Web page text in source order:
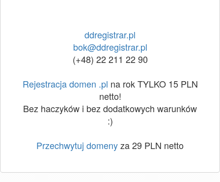
ddregistrar.pl
bok@ddregistrar.pl
(+48) 22 211 22 90
Rejestracja domen .pl na rok TYLKO 15 PLN
netto!
Bez haczyków i bez dodatkowych warunków
:)
Przechwytuj domenyza 29 PLN netto